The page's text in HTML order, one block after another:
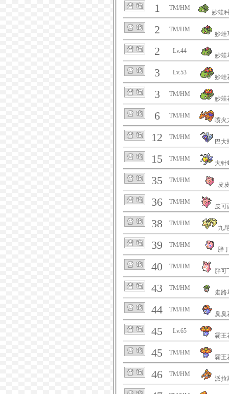
1 TM/HM
妙蛙
2 TM/HM
妙蛙
2 Lv.44
妙蛙
3 Lv.53
妙蛙
3 TM/HM
妙蛙
6 TM/HM
喷火
12 TM/HM
巴大
15 TM/HM
大针
35 TM/HM
皮
36 TM/HM
皮可
38 TM/HM
九
39 TM/HM
胖
40 TM/HM
胖可
43 TM/HM
走路
44 TM/HM
臭臭
45 Lv.65
霸王
45 TM/HM
霸王
46 TM/HM
派拉